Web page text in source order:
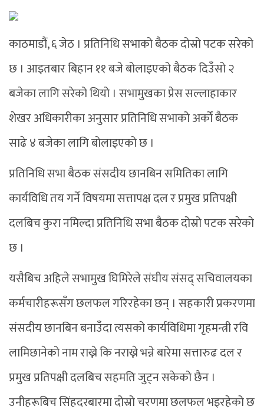
काठमाडौं, ६ जेठ । प्रतिनिधि सभाको बैठक दोस्रो पटक सरेको
छ । आइतबार बिहान ११ बजे बोलाइएको बैठक दिउँसो २
बजेका लागि सरेको थियो । सभामुखका प्रेस सल्लाहाकार
शेखर अधिकारीका अनुसार प्रतिनिधि सभाको अर्को बैठक
साढे ४ बजेका लागि बोलाइएको छ ।
प्रतिनिधि सभा बैठक संसदीय छानबिन समितिका लागि
कार्यविधि तय गर्ने विषयमा सत्तापक्ष दल र प्रमुख प्रतिपक्षी
दलबिच कुरा नमिल्दा प्रतिनिधि सभा बैठक दोस्रो पटक सरेको
छ ।
यसैबिच अहिले सभामुख घिमिरेले संघीय संसद् सचिवालयका
कर्मचारीहरूसँग छलफल गरिरहेका छन् । सहकारी प्रकरणमा
संसदीय छानबिन बनाउँदा त्यसको कार्यविधिमा गृहमन्त्री रवि
लामिछानेको नाम राख्ने कि नराख्ने भन्ने बारेमा सत्तारुढ दल र
प्रमुख प्रतिपक्षी दलबिच सहमति जुट्न सकेको छैन ।
उनीहरूबिच सिंहदरबारमा दोस्रो चरणमा छलफल भइरहेको छ